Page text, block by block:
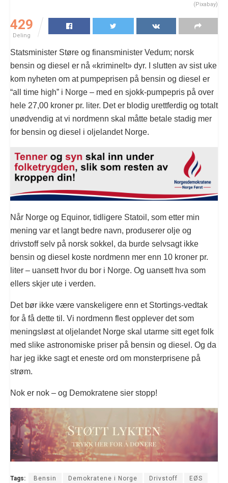
(Pixabay)
429
Deling
Statsminister Støre og finansminister Vedum; norsk
bensin og diesel er nå «kriminelt» dyr. I slutten av sist uke
kom nyheten om at pumpeprisen på bensin og diesel er
“all time high” i Norge – med en sjokk-pumpepris på over
hele 27,00 kroner pr. liter. Det er blodig urettferdig og totalt
unødvendig at vi nordmenn skal måtte betale stadig mer
for bensin og diesel i oljelandet Norge.
Når Norge og Equinor, tidligere Statoil, som etter min
mening var et langt bedre navn, produserer olje og
drivstoff selv på norsk sokkel, da burde selvsagt ikke
bensin og diesel koste nordmenn mer enn 10 kroner pr.
liter – uansett hvor du bor i Norge. Og uansett hva som
ellers skjer ute i verden.
Det bør ikke være vanskeligere enn et Stortings-vedtak
for å få dette til. Vi nordmenn flest opplever det som
meningsløst at oljelandet Norge skal utarme sitt eget folk
med slike astronomiske priser på bensin og diesel. Og da
har jeg ikke sagt et eneste ord om monsterprisene på
strøm.
Nok er nok – og Demokratene sier stopp!
Tags: Bensin Demokratene i Norge Drivstoff EØS